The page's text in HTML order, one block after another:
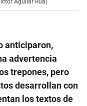
anticiparon,
advertencia
trepones, pero
desarrollan con
los textos de